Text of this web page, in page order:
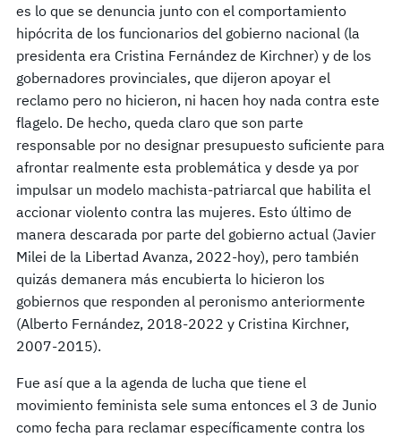
es lo que se denuncia junto con el comportamiento
hipócrita de los funcionarios del gobierno nacional (la
presidenta era Cristina Fernández de Kirchner) y de los
gobernadores provinciales, que dijeron apoyar el
reclamo pero no hicieron, ni hacen hoy nada contra este
flagelo. De hecho, queda claro que son parte
responsable por no designar presupuesto suficiente para
afrontar realmente esta problemática y desde ya por
impulsar un modelo machista-patriarcal que habilita el
accionar violento contra las mujeres. Esto último de
manera descarada por parte del gobierno actual (Javier
Milei de la Libertad Avanza, 2022-hoy), pero también
quizás demanera más encubierta lo hicieron los
gobiernos que responden al peronismo anteriormente
(Alberto Fernández, 2018-2022 y Cristina Kirchner,
2007-2015).
Fue así que a la agenda de lucha que tiene el
movimiento feminista sele suma entonces el 3 de Junio
como fecha para reclamar específicamente contra los